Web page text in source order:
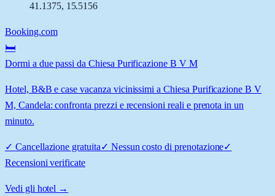
41.1375, 15.5156
Booking.com
🛏️
Dormi a due passi da Chiesa Purificazione B V M
Hotel, B&B e case vacanza vicinissimi a Chiesa Purificazione B V
M, Candela: confronta prezzi e recensioni reali e prenota in un
minuto.
✓ Cancellazione gratuita✓ Nessun costo di prenotazione✓
Recensioni verificate
Vedi gli hotel →